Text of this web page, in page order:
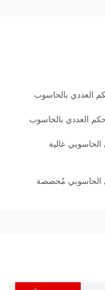
العددي بالحاسوب
العددي بالحاسوب
عالية
الحاسوبي مُخصصة